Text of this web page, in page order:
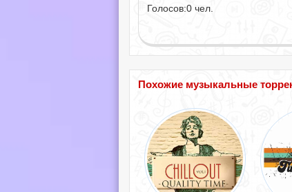
Голосов:0 чел.
Похожие музыкальные